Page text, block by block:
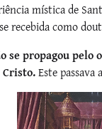
mística de
recebida como
se propagou pelo
Este